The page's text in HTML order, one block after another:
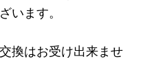
います。
換はお受け出来ませ